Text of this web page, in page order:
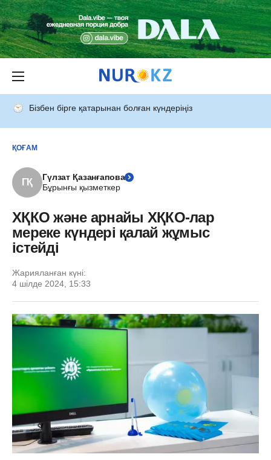
Бізбен бірге қатарынан болған күндеріңіз
ҚОҒАМ
ГҚ
Гүлзат Қазанғапова
Бұрынғы қызметкер
ХҚКО және арнайы ХҚКО-лар
мереке күндері қалай жұмыс
істейді
Жарияланған күні:
4 шілде 2024, 15:33